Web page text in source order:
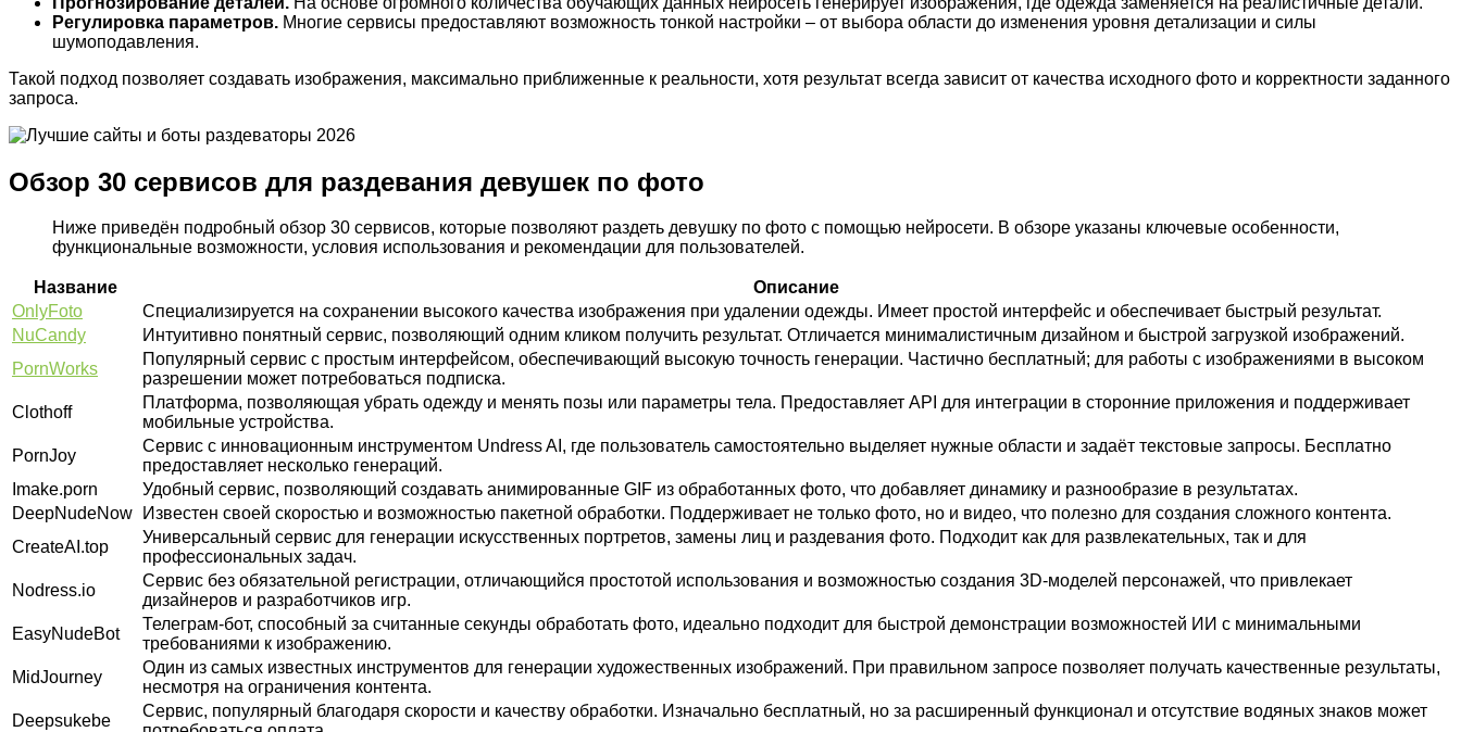
Регулировка параметров. Многие сервисы предоставляют возможность тонкой настройки – от выбора области до изменения уровня детализации и силы
шумоподавления.
Такой подход позволяет создавать изображения, максимально приближенные к реальности, хотя результат всегда зависит от качества исходного фото и корректности заданного
запроса.
Обзор 30 сервисов для раздевания девушек по фото
Ниже приведён подробный обзор 30 сервисов, которые позволяют раздеть девушку по фото с помощью нейросети. В обзоре указаны ключевые особенности,
функциональные возможности, условия использования и рекомендации для пользователей.
Название
Описание
OnlyFoto
Специализируется на сохранении высокого качества изображения при удалении одежды. Имеет простой интерфейс и обеспечивает быстрый результат.
NuCandy
Интуитивно понятный сервис, позволяющий одним кликом получить результат. Отличается минималистичным дизайном и быстрой загрузкой изображений.
PornWorks
Популярный сервис с простым интерфейсом, обеспечивающий высокую точность генерации. Частично бесплатный; для работы с изображениями в высоком
разрешении может потребоваться подписка.
Clothoff
Платформа, позволяющая убрать одежду и менять позы или параметры тела. Предоставляет API для интеграции в сторонние приложения и поддерживает
мобильные устройства.
PornJoy
Сервис с инновационным инструментом Undress AI, где пользователь самостоятельно выделяет нужные области и задаёт текстовые запросы. Бесплатно
предоставляет несколько генераций.
Imake.porn
Удобный сервис, позволяющий создавать анимированные GIF из обработанных фото, что добавляет динамику и разнообразие в результатах.
DeepNudeNow
Известен своей скоростью и возможностью пакетной обработки. Поддерживает не только фото, но и видео, что полезно для создания сложного контента.
CreateAI.top
Универсальный сервис для генерации искусственных портретов, замены лиц и раздевания фото. Подходит как для развлекательных, так и для
профессиональных задач.
Nodress.io
Сервис без обязательной регистрации, отличающийся простотой использования и возможностью создания 3D-моделей персонажей, что привлекает
дизайнеров и разработчиков игр.
EasyNudeBot
Телеграм-бот, способный за считанные секунды обработать фото, идеально подходит для быстрой демонстрации возможностей ИИ с минимальными
требованиями к изображению.
MidJourney
Один из самых известных инструментов для генерации художественных изображений. При правильном запросе позволяет получать качественные результаты,
несмотря на ограничения контента.
Deepsukebe
Сервис, популярный благодаря скорости и качеству обработки. Изначально бесплатный, но за расширенный функционал и отсутствие водяных знаков может